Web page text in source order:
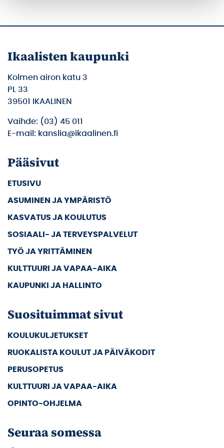
Ikaalisten kaupunki
Kolmen airon katu 3
PL 33
39501 IKAALINEN
Vaihde: (03) 45 011
E-mail: kanslia@ikaalinen.fi
Pääsivut
ETUSIVU
ASUMINEN JA YMPÄRISTÖ
KASVATUS JA KOULUTUS
SOSIAALI- JA TERVEYSPALVELUT
TYÖ JA YRITTÄMINEN
KULTTUURI JA VAPAA-AIKA
KAUPUNKI JA HALLINTO
Suosituimmat sivut
KOULUKULJETUKSET
RUOKALISTA KOULUT JA PÄIVÄKODIT
PERUSOPETUS
KULTTUURI JA VAPAA-AIKA
OPINTO-OHJELMA
Seuraa somessa